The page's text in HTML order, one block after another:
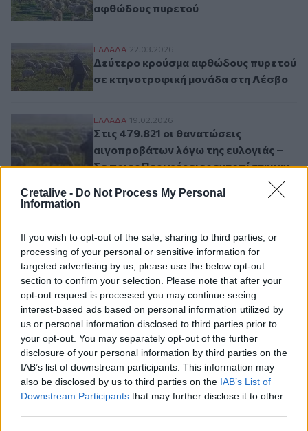
Cretalive - Do Not Process My Personal
Information
If you wish to opt-out of the sale, sharing to third parties, or
processing of your personal or sensitive information for
targeted advertising by us, please use the below opt-out
section to confirm your selection. Please note that after your
opt-out request is processed you may continue seeing
interest-based ads based on personal information utilized by
us or personal information disclosed to third parties prior to
your opt-out. You may separately opt-out of the further
disclosure of your personal information by third parties on the
IAB’s list of downstream participants. This information may
also be disclosed by us to third parties on the IAB’s List of
Downstream Participants that may further disclose it to other
αφθώδους πυρετού
Δεύτερο κρούσμα αφθώδους πυρετού σε
ΕΛΛAΔΑ 22.03.2026
Δεύτερο κρούσμα αφθώδους πυρετού
σε κτηνοτροφική μονάδα στη Λέσβο
Στις 479.821 οι θανατώσεις
ΕΛΛAΔΑ 19.02.2026
Στις 479.821 οι θανατώσεις
αιγοπροβάτων λόγω της ευλογιάς –
Σε ποιες Περιφέρειες εντοπίστηκαν
Σελιδοποίηση
Προηγούμενη σελίδα
Current page
1 Next page
Ροή ειδήσεων Δημοφιλή
13:53
Φυσικό αέριο: Συναγερμός στην Ευρώπη - Χαμηλά τα
αποθέματα ενόψει χειμώνα